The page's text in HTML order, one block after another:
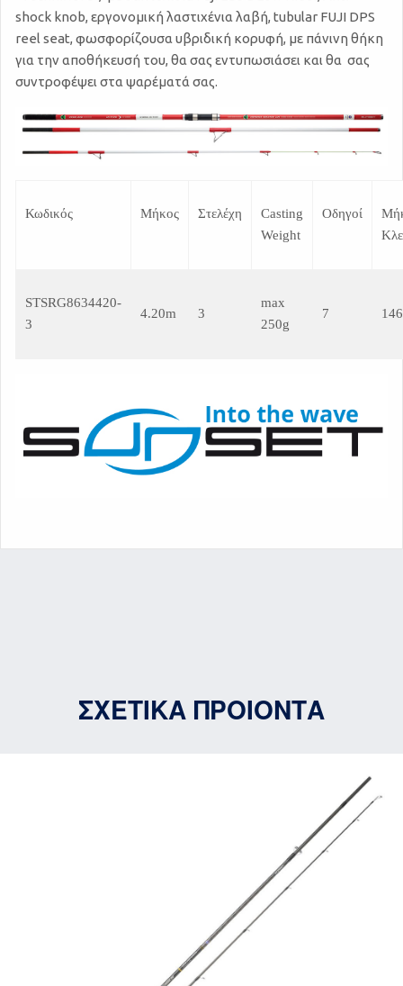
shock knob, εργονομική λαστιχένια λαβή, tubular FUJI DPS
reel seat, φωσφορίζουσα υβριδική κορυφή, με πάνινη θήκη
για την αποθήκευσή του, θα σας εντυπωσιάσει και θα σας
συντροφέψει στα ψαρέματά σας.
Κωδικός Μήκος Στελέχη
Casting
Weight
Οδηγοί
STSRG8634420-
3
4.20m 3
max
250g
7
ΣΧΕΤΙΚΑ ΠΡΟΙΟΝΤΑ